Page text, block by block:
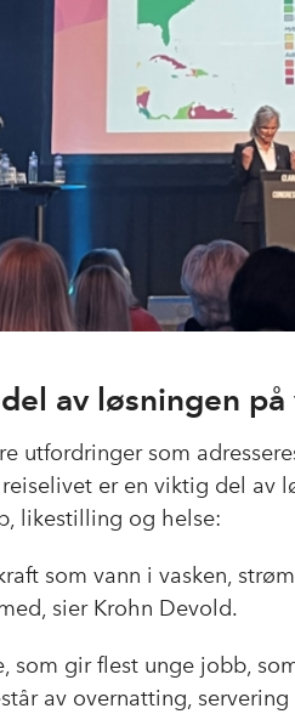
av løsningen
utfordringer som
er en viktig del av
likestilling og helse:
som vann i vasken,
sier Krohn Devold.
som gir flest unge jobb,
av overnatting,